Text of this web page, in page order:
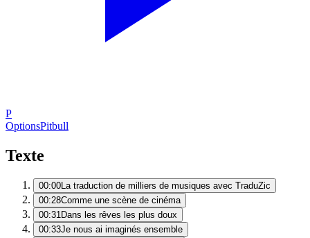
P
OptionsPitbull
Texte
00:00La traduction de milliers de musiques avec TraduZic
00:28Comme une scène de cinéma
00:31Dans les rêves les plus doux
00:33Je nous ai imaginés ensemble